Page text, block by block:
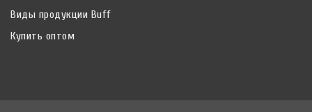
Виды продукции Buff
Купить оптом